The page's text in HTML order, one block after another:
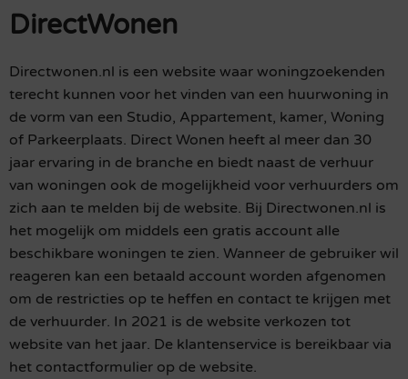
DirectWonen
Directwonen.nl is een website waar woningzoekenden
terecht kunnen voor het vinden van een huurwoning in
de vorm van een Studio, Appartement, kamer, Woning
of Parkeerplaats. Direct Wonen heeft al meer dan 30
jaar ervaring in de branche en biedt naast de verhuur
van woningen ook de mogelijkheid voor verhuurders om
zich aan te melden bij de website. Bij Directwonen.nl is
het mogelijk om middels een gratis account alle
beschikbare woningen te zien. Wanneer de gebruiker wil
reageren kan een betaald account worden afgenomen
om de restricties op te heffen en contact te krijgen met
de verhuurder. In 2021 is de website verkozen tot
website van het jaar. De klantenservice is bereikbaar via
het contactformulier op de website.